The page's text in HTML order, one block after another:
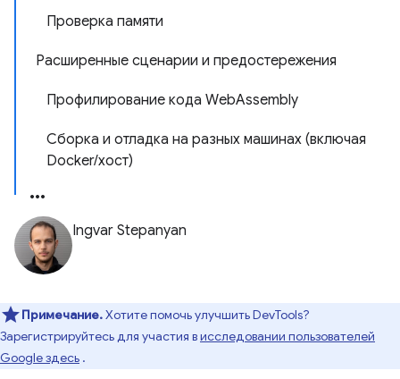
Проверка памяти
Расширенные сценарии и предостережения
Профилирование кода WebAssembly
Сборка и отладка на разных машинах (включая
Docker/хост)
Ingvar Stepanyan
Примечание.Хотите помочь улучшить DevTools?
Зарегистрируйтесь для участия висследовании пользователей
Google здесь .